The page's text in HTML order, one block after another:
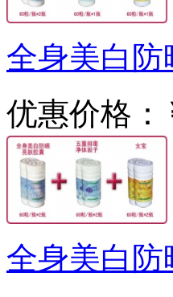
全身美白防
优惠价格：
全身美白防